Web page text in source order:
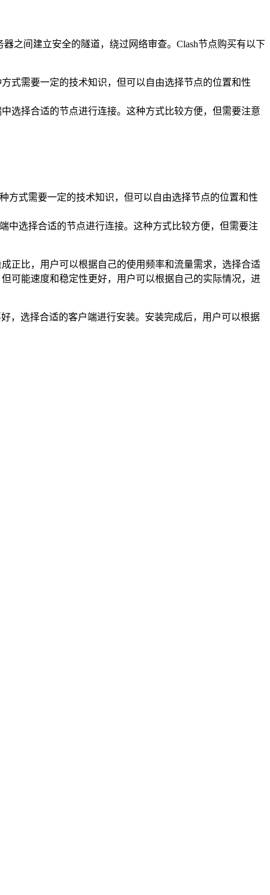
之间建立安全的隧道，绕过网络审查。Clash节点购买有以下
式需要一定的技术知识，但可以自由选择节点的位置和性
选择合适的节点进行连接。这种方式比较方便，但需要注意
方式需要一定的技术知识，但可以自由选择节点的位置和性
中选择合适的节点进行连接。这种方式比较方便，但需要注
正比，用户可以根据自己的使用频率和流量需求，选择合适
可能速度和稳定性更好，用户可以根据自己的实际情况，进
好，选择合适的客户端进行安装。安装完成后，用户可以根据